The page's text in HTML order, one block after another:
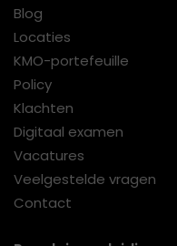
Blog
Locaties
KMO-portefeuille
Policy
Klachten
Digitaal examen
Vacatures
Veelgestelde vragen
Contact